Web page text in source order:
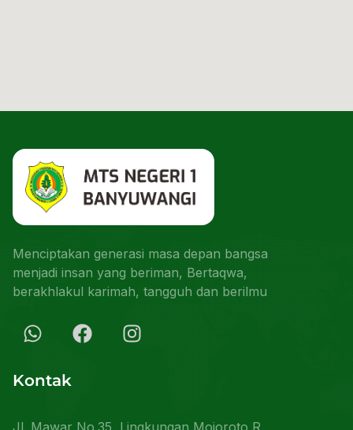
Menciptakan generasi masa depan bangsa
menjadi insan yang beriman, Bertaqwa,
berakhlakul karimah, tangguh dan berilmu
Kontak